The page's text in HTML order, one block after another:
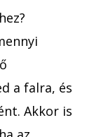
a falra, és
Akkor is